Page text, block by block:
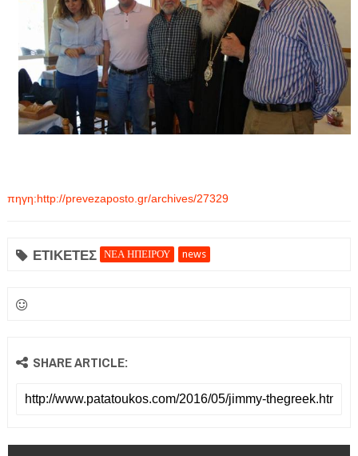
πηγη:http://prevezaposto.gr/archives/27329
ΕΤΙΚΕΤΕΣ ΝΕΑ ΗΠΕΙΡΟΥ news
SHARE ARTICLE: